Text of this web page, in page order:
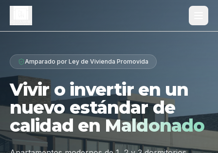
Proyecto
Diferenciales
Tipologías
Galería
Amparado por Ley de Vivienda Promovida
Vivir o invertir en un
nuevo estándar de
calidad en Maldonado